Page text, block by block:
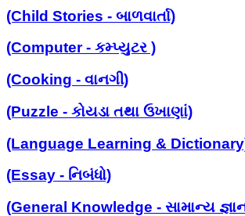
(Child Stories - બાળવાર્તા)
(Computer - કમ્પ્યુટર )
(Cooking - વાનગી)
(Puzzle - કોયડા તથા ઉખાણાં)
(Language Learning &
(Essay - નિબંધો)
(General Knowledge - સામાન્ય